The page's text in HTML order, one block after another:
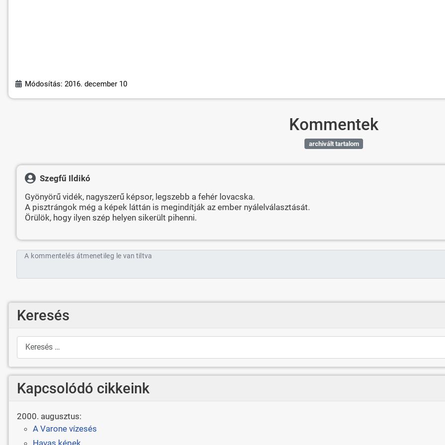
Módosítás: 2016. december 10
Kommentek
archivált tartalom
Szegfű Ildikó
Gyönyörű vidék, nagyszerű képsor, legszebb a fehér lovacska.
A pisztrángok még a képek láttán is megindítják az ember nyálelválasztását.
Örülök, hogy ilyen szép helyen sikerült pihenni.
A kommentelés átmenetileg le van tiltva
Keresés
Keresés
Kapcsolódó cikkeink
2000. augusztus:
A Varone vízesés